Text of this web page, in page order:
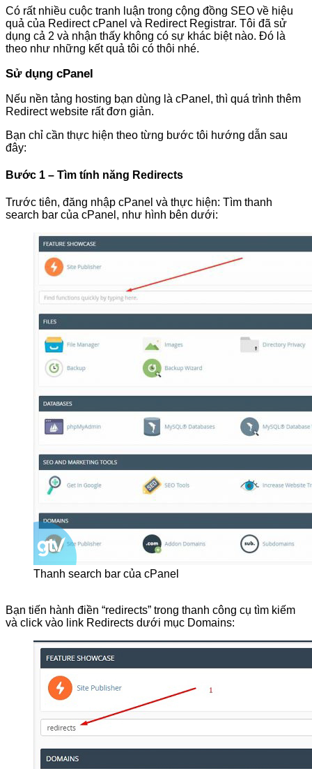
Có rất nhiều cuộc tranh luận trong cộng đồng SEO về hiệu
quả của Redirect cPanel và Redirect Registrar. Tôi đã sử
dụng cả 2 và nhận thấy không có sự khác biệt nào. Đó là
theo như những kết quả tôi có thôi nhé.
Sử dụng cPanel
Nếu nền tảng hosting bạn dùng là cPanel, thì quá trình thêm
Redirect website rất đơn giản.
Bạn chỉ cần thực hiện theo từng bước tôi hướng dẫn sau
đây:
Bước 1 – Tìm tính năng Redirects
Trước tiên, đăng nhập cPanel và thực hiện: Tìm thanh
search bar của cPanel, như hình bên dưới:
Thanh search bar của cPanel
Bạn tiến hành điền “redirects” trong thanh công cụ tìm kiếm
và click vào link Redirects dưới mục Domains: